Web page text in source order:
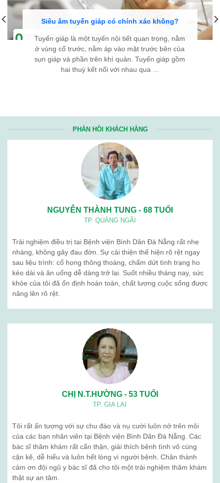
Siêu âm tuyến giáp có chính xác không?
Tuyến giáp là một tuyến nội tiết quan trọng, nằm
ở vùng cổ trước, nằm áp vào mặt trước bên của
sụn giáp và phần trên khí quản. Tuyến giáp gồm
hai thuỳ kết nối với nhau qua ...
PHẢN HỒI KHÁCH HÀNG
NGUYỄN THÀNH TUNG - 68 TUỔI
TP. QUẢNG NGÃI
Trải nghiệm điều trị tại Bệnh viện Bình Dân Đà Nẵng rất nhẹ
nhàng, không gây đau đớn. Sự cải thiện thể hiện rõ rệt ngay
sau liệu trình: cổ họng thông thoáng, chấm dứt tình trạng ho
kéo dài và ăn uống dễ dàng trở lại. Suốt nhiều tháng nay, sức
khỏe của tôi đã ổn định hoàn toàn, chất lượng cuộc sống được
nâng lên rõ rệt.
CHỊ N.T.HƯỜNG - 53 TUỔI
TP. GIA LAI
Tôi rất ấn tượng với sự chu đáo và nụ cười luôn nở trên môi
của các bạn nhân viên tại Bệnh viện Bình Dân Đà Nẵng. Các
bác sĩ thăm khám rất cẩn thận, giải thích bệnh tình vô cùng
cặn kẽ, dễ hiểu và luôn hết lòng vì người bệnh. Chân thành
cảm ơn đội ngũ y bác sĩ đã cho tôi một trải nghiệm thăm khám
thật sự an tâm.